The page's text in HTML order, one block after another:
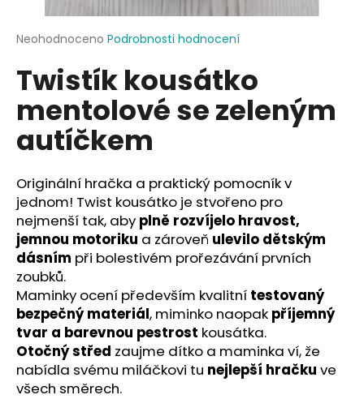
Průměrné
produktu
5
hvězdiček.
Neohodnoceno Podrobnosti hodnocení
Twistík kousátko
mentolové se zeleným
autíčkem
Originální hračka a praktický pomocník v
jednom! Twist kousátko je stvořeno pro
nejmenší tak, aby plně rozvíjelo hravost,
jemnou motoriku a zároveň ulevilo dětským
dásním při bolestivém prořezávání prvních
zoubků.
Maminky ocení především kvalitní testovaný
bezpečný materiál, miminko naopak příjemný
tvar a barevnou pestrost kousátka.
Otočný střed zaujme dítko a maminka ví, že
nabídla svému miláčkovi tu nejlepší hračku ve
všech směrech.
j
t
?
HLEDAT
D
o
p
o
r
u
č
u